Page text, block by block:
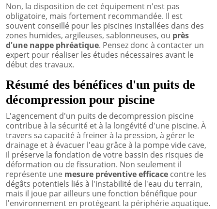
Non, la disposition de cet équipement n'est pas
obligatoire, mais fortement recommandée. Il est
souvent conseillé pour les piscines installées dans des
zones humides, argileuses, sablonneuses, ou près
d'une nappe phréatique. Pensez donc à contacter un
expert pour réaliser les études nécessaires avant le
début des travaux.
Résumé des bénéfices d'un puits de
décompression pour piscine
L'agencement d'un puits de decompression piscine
contribue à la sécurité et à la longévité d'une piscine. À
travers sa capacité à freiner à la pression, à gérer le
drainage et à évacuer l'eau grâce à la pompe vide cave,
il préserve la fondation de votre bassin des risques de
déformation ou de fissuration. Non seulement il
représente une mesure préventive efficace contre les
dégâts potentiels liés à l'instabilité de l'eau du terrain,
mais il joue par ailleurs une fonction bénéfique pour
l'environnement en protégeant la périphérie aquatique.